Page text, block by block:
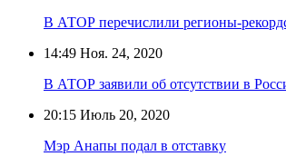
В АТОР перечислили регионы-
14:49 Ноя. 24, 2020
В АТОР заявили об отсутствии в
20:15 Июль 20, 2020
Мэр Анапы подал в отставку